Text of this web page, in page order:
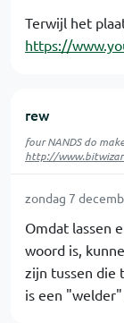
Terwijl het
https://
rew
four NANDS do
http://
zondag 7
Omdat lassen
woord is,
zijn tussen die
is een "welder"